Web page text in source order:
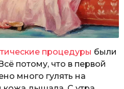
процедуры были
потому, что в первой
много гулять на